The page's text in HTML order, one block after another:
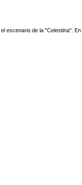
escenario de la "Celestina". En